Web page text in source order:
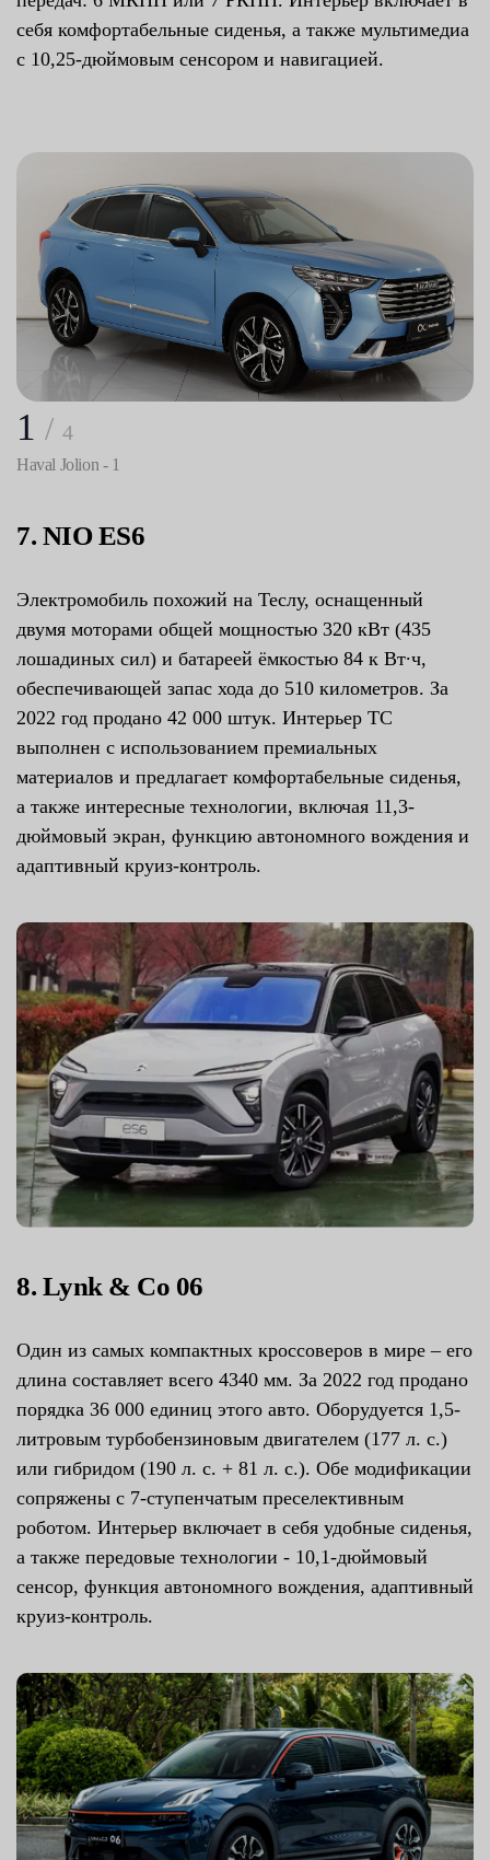
себя комфортабельные сиденья, а также мультимедиа
с 10,25-дюймовым сенсором и навигацией.
Haval Jolion - 1
1 / 4
7. NIO ES6
Электромобиль похожий на Теслу, оснащенный
двумя моторами общей мощностью 320 кВт (435
лошадиных сил) и батареей ёмкостью 84 к Вт∙ч,
обеспечивающей запас хода до 510 километров. За
2022 год продано 42 000 штук. Интерьер ТС
выполнен с использованием премиальных
материалов и предлагает комфортабельные сиденья,
а также интересные технологии, включая 11,3-
дюймовый экран, функцию автономного вождения и
адаптивный круиз-контроль.
8. Lynk & Co 06
Один из самых компактных кроссоверов в мире – его
длина составляет всего 4340 мм. За 2022 год продано
порядка 36 000 единиц этого авто. Оборудуется 1,5-
литровым турбобензиновым двигателем (177 л. с.)
или гибридом (190 л. с. + 81 л. с.). Обе модификации
сопряжены с 7-ступенчатым преселективным
роботом. Интерьер включает в себя удобные сиденья,
а также передовые технологии - 10,1-дюймовый
сенсор, функция автономного вождения, адаптивный
круиз-контроль.